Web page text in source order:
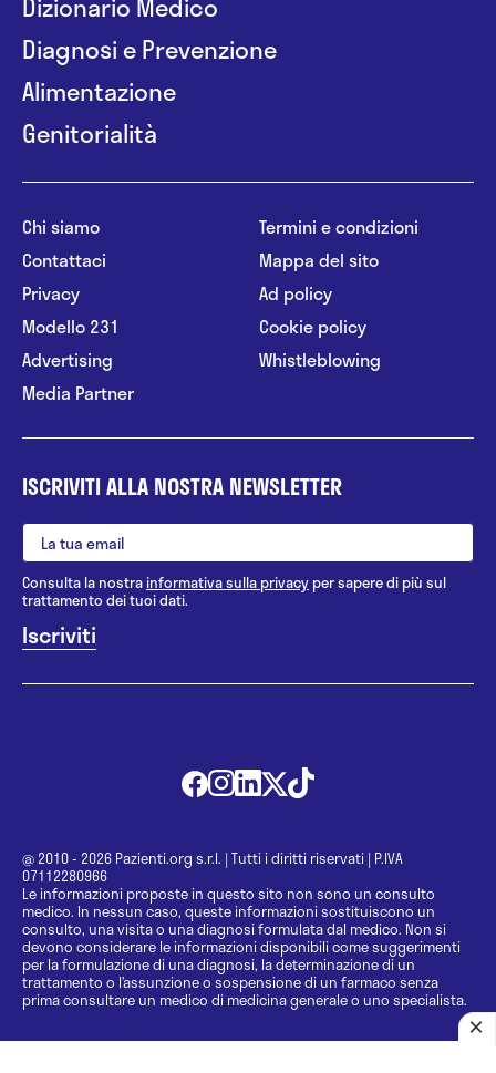
Diagnosi e Prevenzione
Alimentazione
Genitorialità
Chi siamo
Contattaci
Privacy
Modello 231
Advertising
Media Partner
Termini e condizioni
Mappa del sito
Ad policy
Cookie policy
Whistleblowing
ISCRIVITI ALLA NOSTRA NEWSLETTER
Consulta la nostrainformativa sulla privacy per sapere di più sul
trattamento dei tuoi dati.
@ 2010 - 2026 Pazienti.org s.r.l. | Tutti i diritti riservati | P.IVA
07112280966
Le informazioni proposte in questo sito non sono un consulto
medico. In nessun caso, queste informazioni sostituiscono un
consulto, una visita o una diagnosi formulata dal medico. Non si
devono considerare le informazioni disponibili come suggerimenti
per la formulazione di una diagnosi, la determinazione di un
trattamento o l’assunzione o sospensione di un farmaco senza
prima consultare un medico di medicina generale o uno specialista.